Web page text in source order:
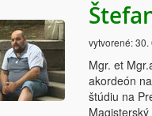
vytvorené:30.
Mgr. et
akordeón
štúdiu na